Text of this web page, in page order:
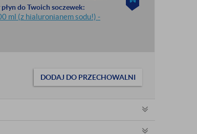
do Twoich soczewek:
ml (z hialuronianem sodu!) -
DODAJ DO PRZECHOWALNI